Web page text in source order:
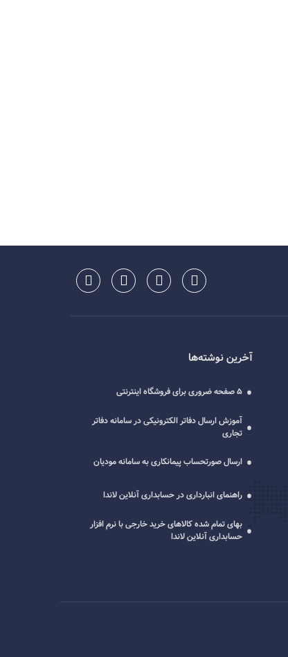
آخرین نوشته‌ها
5 صفحه ضروری برای فروشگاه اینترنتی
آموزش ارسال دفاتر الکترونیکی در سامانه دفاتر
تجاری
ارسال صورتحساب پیمانکاری به سامانه مودیان
راهنمای انبارداری در حسابداری آنلاین لاندا
بهای تمام شده کالاهای خرید خارجی با نرم افزار
حسابداری آنلاین لاندا